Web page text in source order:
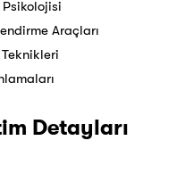
Araçları
Detayları